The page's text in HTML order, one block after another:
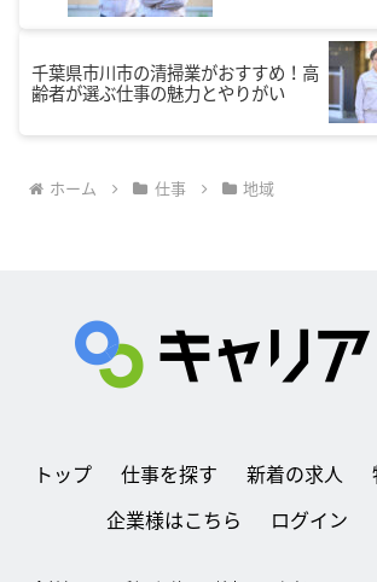
千葉県市川市の清掃業がおすすめ！高
齢者が選ぶ仕事の魅力とやりがい
ホーム 仕事 地域
トップ 仕事を探す 新着の求人
企業様はこちら
ログイン